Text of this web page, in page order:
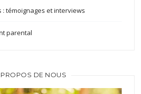
témoignages et interviews
parental
DE NOUS